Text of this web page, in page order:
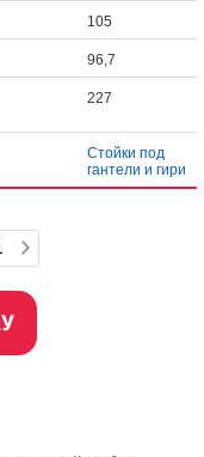
105
96,7
227
Стойки под
гантели и гири